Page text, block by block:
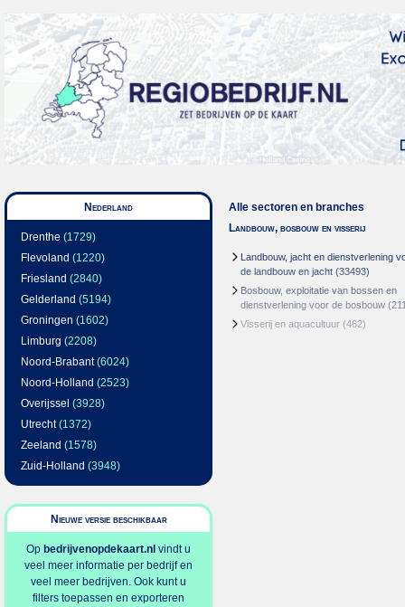
Nederland
Drenthe (1729)
Flevoland (1220)
Friesland (2840)
Gelderland (5194)
Groningen (1602)
Limburg (2208)
Noord-Brabant(6024)
Noord-Holland (2523)
Overijssel (3928)
Utrecht(1372)
Zeeland (1578)
Zuid-Holland (3948)
Nieuwe versie beschikbaar
Op bedrijvenopdekaart.nl vindt u
veel meer informatie per bedrijf en
veel meer bedrijven. Ook kunt u
filters toepassen en exporteren
Alle sectoren en branches
Landbouw, bosbouw en visserij
Landbouw, jacht en dienstverlening
de landbouw en jacht (33493)
Bosbouw, exploitatie van bossen en
dienstverlening voor de bosbouw
Visserij en aquacultuur (462)